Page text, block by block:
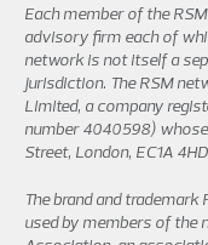
Each member of the
advisory firm each of
network is not itself a
jurisdiction. The RSM
Limited, a company
number 4040598)
Street, London, EC1A
The brand and
used by members of the